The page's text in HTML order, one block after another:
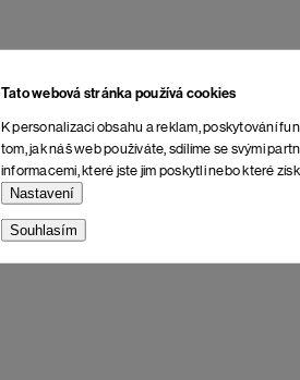
Tato webová stránka používá cookies
K personalizaci obsahu a reklam, poskytování
tom, jak náš web používáte, sdílíme se svými
informacemi, které jste jim poskytli nebo které
Nastavení
Souhlasím